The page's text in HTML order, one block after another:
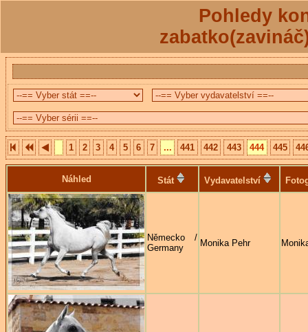
Pohledy
1 2 3 4 5 6 7 ... 441 442 443 444 445
Náhled Stát Vydavatelství
Německo /
Germany
Monika Pehr